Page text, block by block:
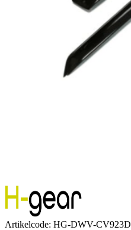
Artikelcode: HG-DWV-CV923D